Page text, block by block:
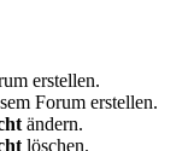
erstellen.
Forum erstellen.
ändern.
löschen.